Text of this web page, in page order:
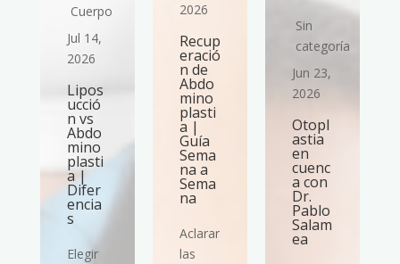
Cuerpo
Jul 14,
2026
Lipos
ucció
n vs
Abdo
mino
plasti
a |
Difer
encia
s
Elegir
2026
Recup
eració
n de
Abdo
mino
plasti
a |
Guía
Sema
na a
Sema
na
Aclarar
las
Sin
categoría
Jun 23,
2026
Otopl
astia
en
cuenc
a con
Dr.
Pablo
Salam
ea